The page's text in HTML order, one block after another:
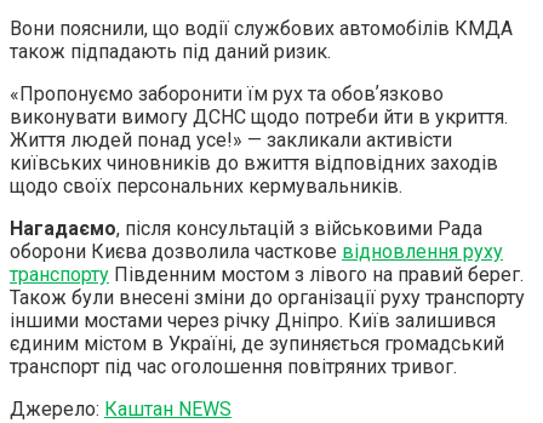
Вони пояснили, що водії службових автомобілів КМДА
також підпадають під даний ризик.
«Пропонуємо заборонити їм рух та обовʼязково
виконувати вимогу ДСНС щодо потреби йти в укриття.
Життя людей понад усе!» — закликали активісти
київських чиновників до вжиття відповідних заходів
щодо своїх персональних кермувальників.
Нагадаємо, після консультацій з військовими Рада
оборони Києва дозволила часткове відновлення руху
транспорту Південним мостом з лівого на правий берег.
Також були внесені зміни до організації руху транспорту
іншими мостами через річку Дніпро. Київ залишився
єдиним містом в Україні, де зупиняється громадський
транспорт під час оголошення повітряних тривог.
Джерело: Каштан NEWS